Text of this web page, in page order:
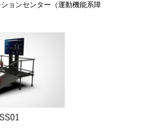
ョンセンター（運動機能系障